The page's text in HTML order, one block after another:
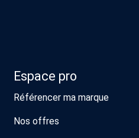
Espace pro
Référencer ma marque
Nos offres